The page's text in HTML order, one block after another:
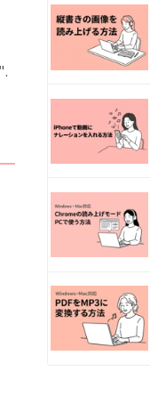
والآن، سنقدم تفاصيل ونشرح كيفية استخدام ميزة Ondoku لـ "قراءة النص من الصور وتحويله إلى صوت".